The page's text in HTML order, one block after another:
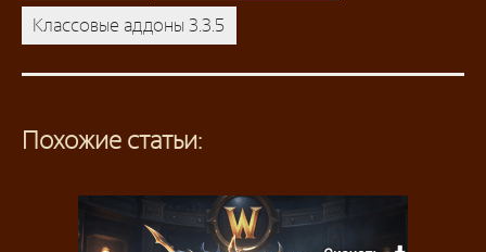
Классовые аддоны 3.3.5
Похожие статьи: